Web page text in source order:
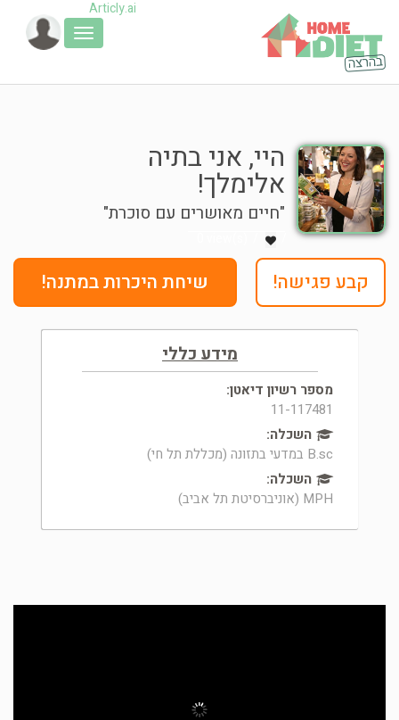
Articly.ai
Toggle
navigation
היי, אני בתיה
אלימלך!
חיים מאושרים עם סוכרת
קבע פגישה! שיחת היכרות במתנה!
מידע כללי
מספר רשיון דיאטן:
11-117481
השכלה:
B.sc במדעי בתזונה (מכללת תל חי)
השכלה:
MPH (אוניברסיטת תל אביב)